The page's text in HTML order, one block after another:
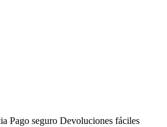
Pago seguro Devoluciones fáciles